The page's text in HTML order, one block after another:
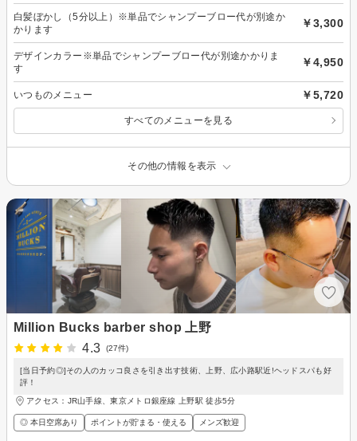
白髪ぼかし（5分以上）※単品でシャンプーブロー代が別途か
かります
￥3,300
デザインカラー※単品でシャンプーブロー代が別途かかりま
す
￥4,950
いつものメニュー ￥5,720
すべてのメニューを見る
その他の情報を表示
Million Bucks barber shop 上野
4.3
(27件)
[当日予約◎]その人のカッコ良さを引き出す技術、上野、広小路駅近!ヘッドスパも好
評！
アクセス：JR山手線、東京メトロ銀座線 上野駅 徒歩5分
◎ 本日空席あり ポイントが貯まる・使える メンズ歓迎